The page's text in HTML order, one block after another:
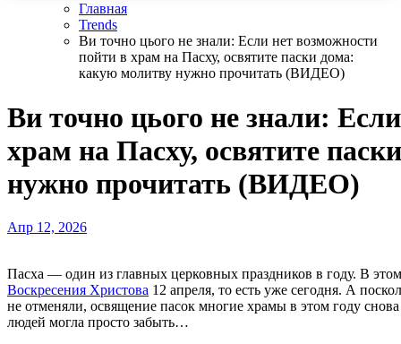
Главная
Trends
Ви точно цього не знали: Если нет возможности
пойти в храм на Пасху, освятите паски дома:
какую молитву нужно прочитать (ВИДЕО)
Ви точно цього не знали:
храм на Пасху, освятите
нужно прочитать (ВИДЕО)
Апр 12, 2026
Пасха — один из главных церковных праздников в году. В
Воскресения Христова 12 апреля, то есть уже сегодня. А
не отменяли, освящение пасок многие храмы в этом году
людей могла просто забыть…